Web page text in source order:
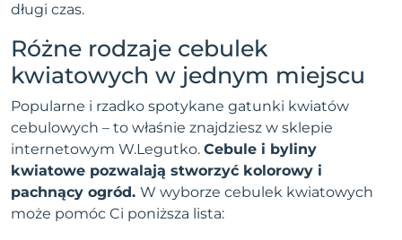
długi czas.
Różne rodzaje cebulek
kwiatowych w jednym miejscu
Popularne i rzadko spotykane gatunki kwiatów
cebulowych – to właśnie znajdziesz w sklepie
internetowym W.Legutko. Cebule i byliny
kwiatowe pozwalają stworzyć kolorowy i
pachnący ogród. W wyborze cebulek kwiatowych
może pomóc Ci poniższa lista: